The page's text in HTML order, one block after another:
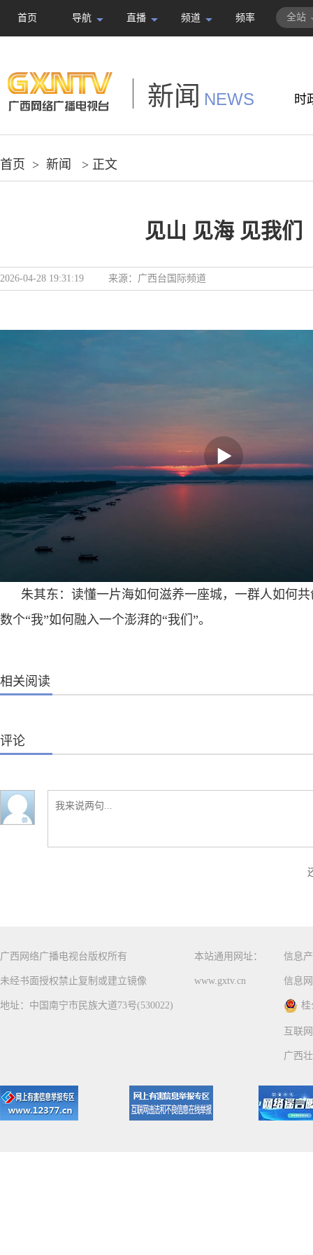
首页 导航 直播 频道 频率 全站
新闻 NEWS 时
首页 > 新闻 > 正文
见山 见海 见我们
2026-04-28 19:31:19 来源： 广西台国际频道
朱其东：读懂一片海如何滋养一座城，一群人如何共
数个“我”如何融入一个澎湃的“我们”。
相关阅读
评论
广西网络广播电视台版权所有
未经书面授权禁止复制或建立镜像
地址：中国南宁市民族大道73号(530022)
本站通用网址：
www.gxtv.cn
信息
信息
桂
互联
广西